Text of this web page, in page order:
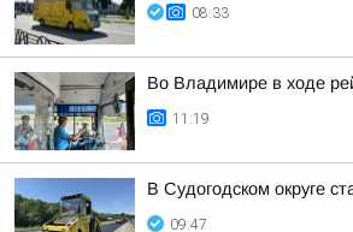
08:33
Во Владимире в ходе
11:19
В Судогодском округе
09:47